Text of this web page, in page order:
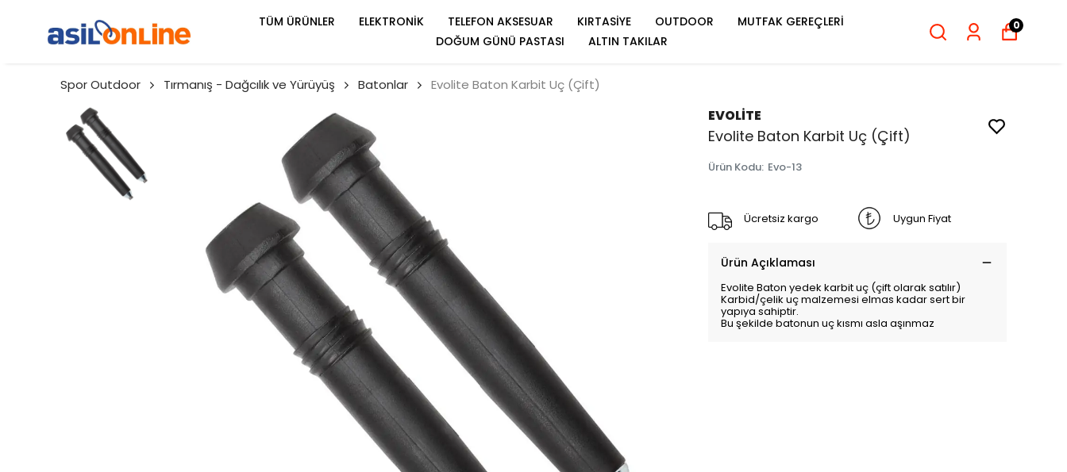
TÜM ÜRÜNLER ELEKTRONİK TELEFON AKSESUAR KIRTASİYE OUTDOOR
MUTFAK GEREÇLERİ
DOĞUM GÜNÜ PASTASI
ALTIN TAKILAR
0
Spor Outdoor Tırmanış - Dağcılık ve Yürüyüş Batonlar Evolite Baton Karbit Uç (Çift)
EVOLİTE
Evolite Baton Karbit Uç (Çift)
Ürün Kodu: Evo-13
Ücretsiz kargo Uygun Fiyat
Ürün Açıklaması
Evolite Baton yedek karbit uç (çift olarak satılır)
Karbid/çelik uç malzemesi elmas kadar sert bir
yapıya sahiptir.
Bu şekilde batonun uç kısmı asla aşınmaz